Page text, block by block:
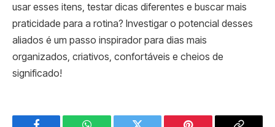
usar esses itens, testar dicas diferentes e buscar mais
praticidade para a rotina? Investigar o potencial desses
aliados é um passo inspirador para dias mais
organizados, criativos, confortáveis e cheios de
significado!